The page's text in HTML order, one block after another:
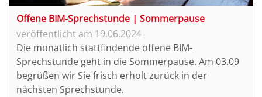
Offene BIM-Sprechstunde | Sommerpause
19.06.2024
Die monatlich stattfindende offene BIM-
Sprechstunde geht in die Sommerpause. Am 03.09
begrüßen wir Sie frisch erholt zurück in der
nächsten Sprechstunde.